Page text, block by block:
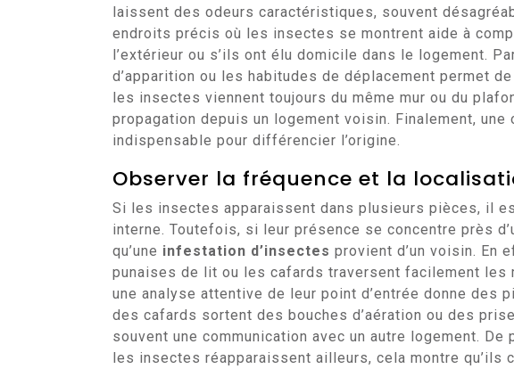
laissent des odeurs caractéristiques, souvent
endroits précis où les insectes se montrent aide à
l’extérieur ou s’ils ont élu domicile dans le logement.
d’apparition ou les habitudes de déplacement permet
les insectes viennent toujours du même mur ou du
propagation depuis un logement voisin. Finalement,
indispensable pour différencier l’origine.
Observer la fréquence et la
Si les insectes apparaissent dans plusieurs pièces, il
interne. Toutefois, si leur présence se concentre près
qu’une infestation d’insectes provient d’un voisin. En
punaises de lit ou les cafards traversent facilement les
une analyse attentive de leur point d’entrée donne des
des cafards sortent des bouches d’aération ou des
souvent une communication avec un autre logement. De
les insectes réapparaissent ailleurs, cela montre qu’ils